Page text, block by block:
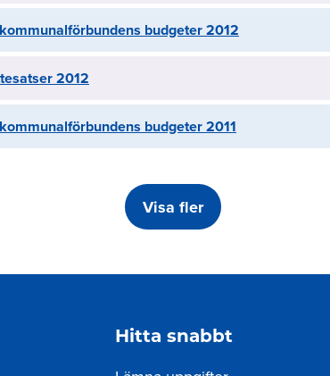
budgeter 2012
2012
budgeter 2011
Visa fler
Hitta snabbt